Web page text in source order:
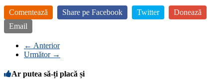
Comentează Share pe Facebook Twitter
Donează
Email
← Anterior
Următor →
Ar putea să-ți placă și